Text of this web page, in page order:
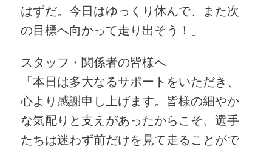
はずだ。今日はゆっくり休んで、また次
の目標へ向かって走り出そう！」
スタッフ・関係者の皆様へ
「本日は多大なるサポートをいただき、
心より感謝申し上げます。皆様の細やか
な気配りと支えがあったからこそ、選手
たちは迷わず前だけを見て走ることがで